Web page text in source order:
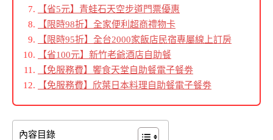
【省5元】青蛙石天空步道門票優惠
【限時98折】 全家便利超商禮物卡
【限時95折】全台2000家飯店民宿專屬線上訂房
【省100元】新竹老爺酒店自助餐
【免服務費】饗食天堂自助餐電子餐劵
【免服務費】欣葉日本料理自助餐電子餐劵
內容目錄